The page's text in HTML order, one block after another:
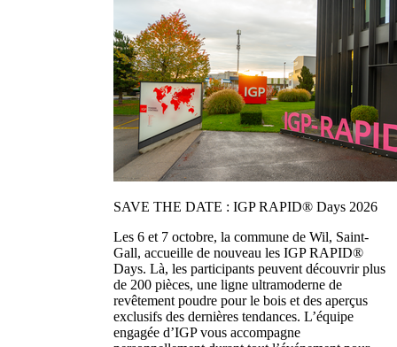
SAVE THE DATE : IGP RAPID® Days 2026
Les 6 et 7 octobre, la commune de Wil, Saint-
Gall, accueille de nouveau les IGP RAPID®
Days. Là, les participants peuvent découvrir plus
de 200 pièces, une ligne ultramoderne de
revêtement poudre pour le bois et des aperçus
exclusifs des dernières tendances. L’équipe
engagée d’IGP vous accompagne